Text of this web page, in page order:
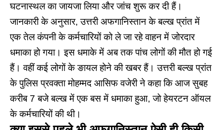
घटनास्थल का जायजा लिया और जांच शुरू कर दी हैं।
जानकारी के अनुसार, उत्तरी अफगानिस्तान के बल्ख प्रांत में
एक तेल कंपनी के कर्मचारियों को ले जा रहे वाहन में जोरदार
धमाका हो गया। इस धमाके में अब तक पांच लोगों की मौत हो गई
हैं। वहीं कई लोगों के ङायल होने की खबर हैं। उत्तरी बल्ख प्रांत
के पुलिस प्रवक्ता मोहम्मद आसिफ वजेरी ने कहा कि आज सुबह
करीब 7 बजे बल्ख में एक बस में धमाका हुआ, जो हेयरटन ऑयल
के कर्मचारियों की थी।